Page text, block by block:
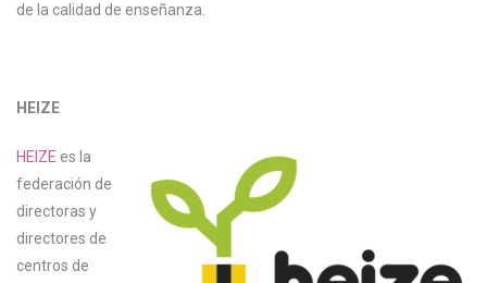
de la calidad de enseñanza.
HEIZE
HEIZE es la
federación de
directoras y
directores de
centros de